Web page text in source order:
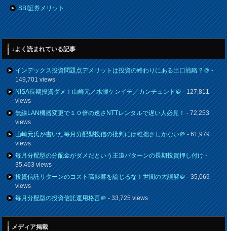
SBI証券メリット
↓よく読まれている記事
インデックス投資問題点デメリットは投資の終わりにある出口戦略？＠-
149,701 views
NISA長期投資ダメ！山崎元／水瀬ケンイチ／カンチュンド＠- 127,811
views
無線LAN機器変更で１０倍の速さNTTレンタルで遅い人必見！- 72,253
views
山崎元氏が書いた毎月分配型投信の批判には稚拙さしかない＠- 61,979
views
毎月分配型の分配金がダメだという王道パターンの長期投資押し付け-
35,463 views
投資信託リターンのコスト高影響を論じるな！世間の大誤解＠- 35,069
views
毎月分配型の投資信託運用格言＠- 33,725 views
メディア掲載